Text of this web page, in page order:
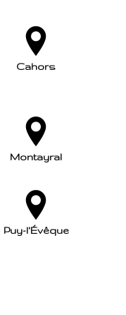
Cahors
Montayral
Puy-l'Évêque